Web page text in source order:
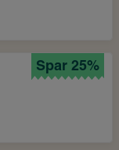
Spar 25%